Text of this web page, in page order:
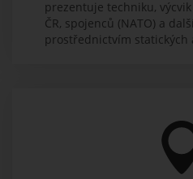
prezentuje techniku,
ČR, spojenců (NATO) a
prostřednictvím statických